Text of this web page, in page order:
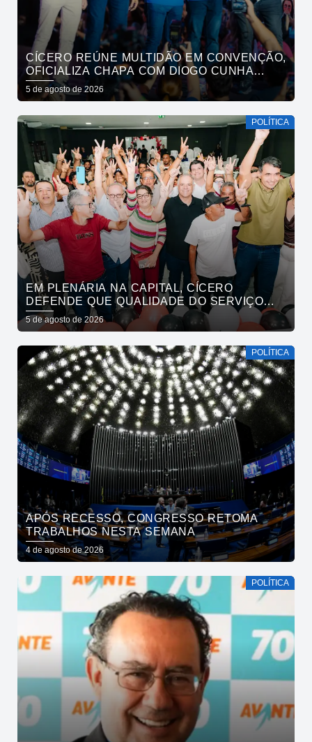
CÍCERO REÚNE MULTIDÃO EM CONVENÇÃO,
OFICIALIZA CHAPA COM DIOGO CUNHA
LIMA, VENEZIANO E ANDRÉ GADELHA E
CONVOCA PARAÍBA A DAR O PRÓXIMO
5 de agosto de 2026
POLÍTICA
EM PLENÁRIA NA CAPITAL, CÍCERO
DEFENDE QUE QUALIDADE DO SERVIÇO
PÚBLICO ESTADUAL SUPERE O DA
INICIATIVA PRIVADA
5 de agosto de 2026
POLÍTICA
APÓS RECESSO, CONGRESSO RETOMA
TRABALHOS NESTA SEMANA
4 de agosto de 2026
POLÍTICA